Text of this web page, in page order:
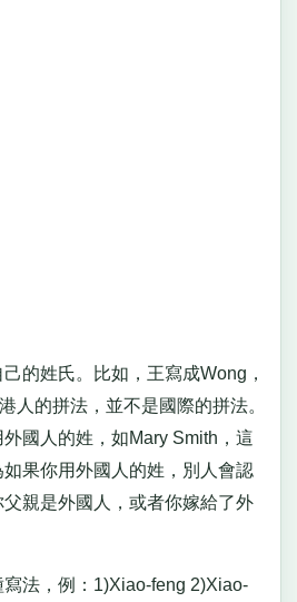
姓氏。比如，王寫成Wong，
人的拼法，並不是國際的拼法。
國人的姓，如Mary Smith，這
果你用外國人的姓，別人會認
親是外國人，或者你嫁給了外
法，例：1)Xiao-feng 2)Xiao-